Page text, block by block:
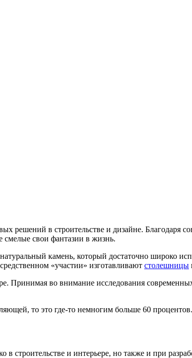
решений в строительстве и дизайне. Благодаря
смелые свои фантазии в жизнь.
камень, который достаточно широко
«участии» изготавливают столешницы
Принимая во внимание исследования
то это где-то немногим больше 60 процентов.
строительстве и интерьере, но также и при